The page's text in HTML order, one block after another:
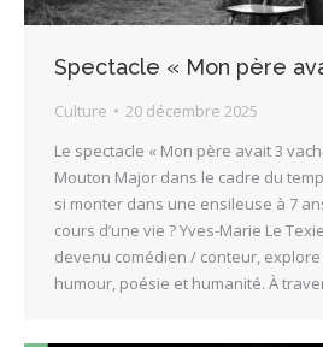
Spectacle « Mon père
Culture
20 décembre 2025
Le spectacle « Mon père avait 3
Mouton Major dans le cadre du
si monter dans une ensileuse à 7
cours d’une vie ? Yves-Marie Le
devenu comédien / conteur,
humour, poésie et humanité. À